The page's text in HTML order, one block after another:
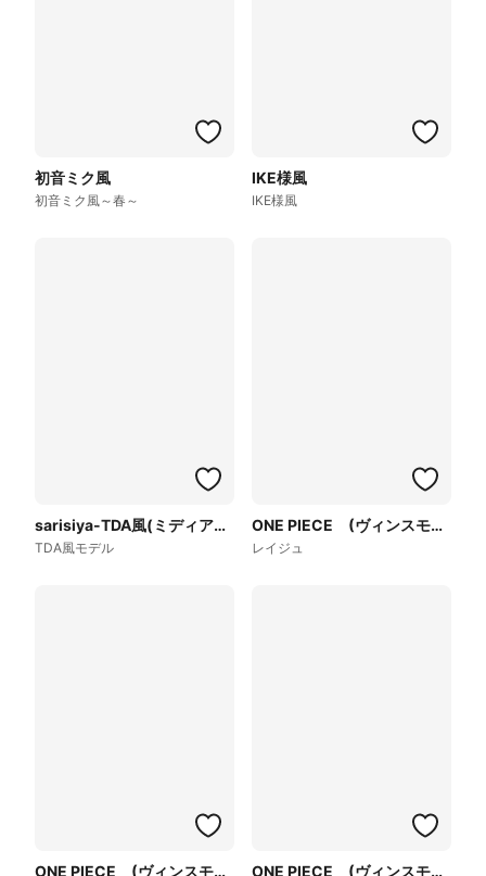
初音ミク風
初音ミク風～春～
IKE様風
IKE様風
sarisiya-TDA風(ミディアムヘア)
TDA風モデル
ONE PIECE (ヴィンスモーク家)
レイジュ
ONE PIECE (ヴィンスモーク家) ONE PIECE (ヴィンスモーク家)